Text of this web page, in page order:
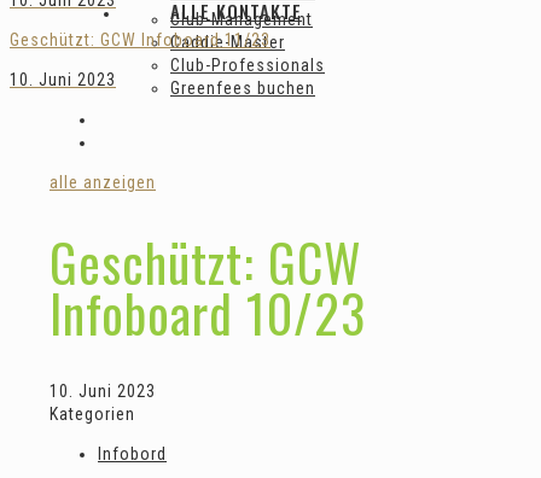
ALLE KONTAKTE
Club-Management
Caddie-Master
Club-Professionals
Greenfees buchen
Geschützt: GCW Infoboard 11/23
10. Juni 2023
alle anzeigen
Geschützt: GCW
Infoboard 10/23
10. Juni 2023
Kategorien
Infobord